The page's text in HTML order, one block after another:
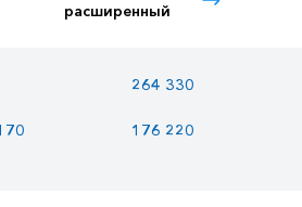
расширенный
264 330
176 220